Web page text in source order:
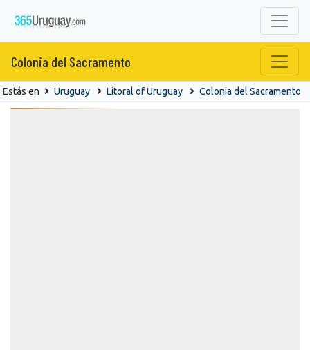
Colonia del Sacramento
Estás en Uruguay Litoral of Uruguay Colonia del Sacramento